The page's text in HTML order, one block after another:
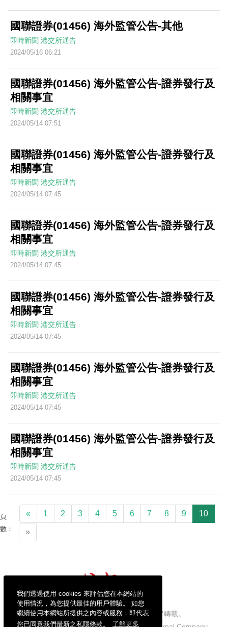
我們透過使用 cookies 來評估您在本網站的
使用情況，為您提供最佳的用戶體驗。 如您
繼續使用本網站所提供之內容或服務，即代表
您已同意我們最新之私隱條款。
了解更多
國聯證券(01456) 海外監管公告-其他
即時新聞 港交所通告
2024/05/16 06:21
國聯證券(01456) 海外監管公告-證券發行及
相關事宜
即時新聞 港交所通告
2024/05/14 07:51
國聯證券(01456) 海外監管公告-證券發行及
相關事宜
即時新聞 港交所通告
2024/05/14 07:45
國聯證券(01456) 海外監管公告-證券發行及
相關事宜
即時新聞 港交所通告
2024/05/14 07:45
國聯證券(01456) 海外監管公告-證券發行及
相關事宜
即時新聞 港交所通告
2024/05/14 07:45
國聯證券(01456) 海外監管公告-證券發行及
相關事宜
即時新聞 港交所通告
2024/05/14 07:45
國聯證券(01456) 海外監管公告-證券發行及
相關事宜
即時新聞 港交所通告
2024/05/14 07:45
頁
數：
« 1 2 3 4 5 6 7 8 9 10
»
信報財經新聞有限公司版權所有，不得轉載。